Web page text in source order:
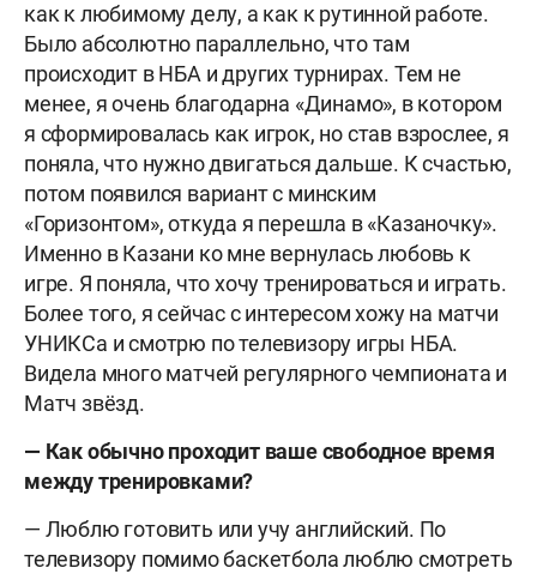
как к любимому делу, а как к рутинной работе.
Было абсолютно параллельно, что там
происходит в НБА и других турнирах. Тем не
менее, я очень благодарна «Динамо», в котором
я сформировалась как игрок, но став взрослее, я
поняла, что нужно двигаться дальше. К счастью,
потом появился вариант с минским
«Горизонтом», откуда я перешла в «Казаночку».
Именно в Казани ко мне вернулась любовь к
игре. Я поняла, что хочу тренироваться и играть.
Более того, я сейчас с интересом хожу на матчи
УНИКСа и смотрю по телевизору игры НБА.
Видела много матчей регулярного чемпионата и
Матч звёзд.
— Как обычно проходит ваше свободное время
между тренировками?
— Люблю готовить или учу английский. По
телевизору помимо баскетбола люблю смотреть